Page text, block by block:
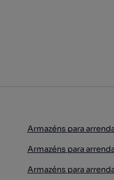
Armazéns para
Armazéns para
Armazéns para